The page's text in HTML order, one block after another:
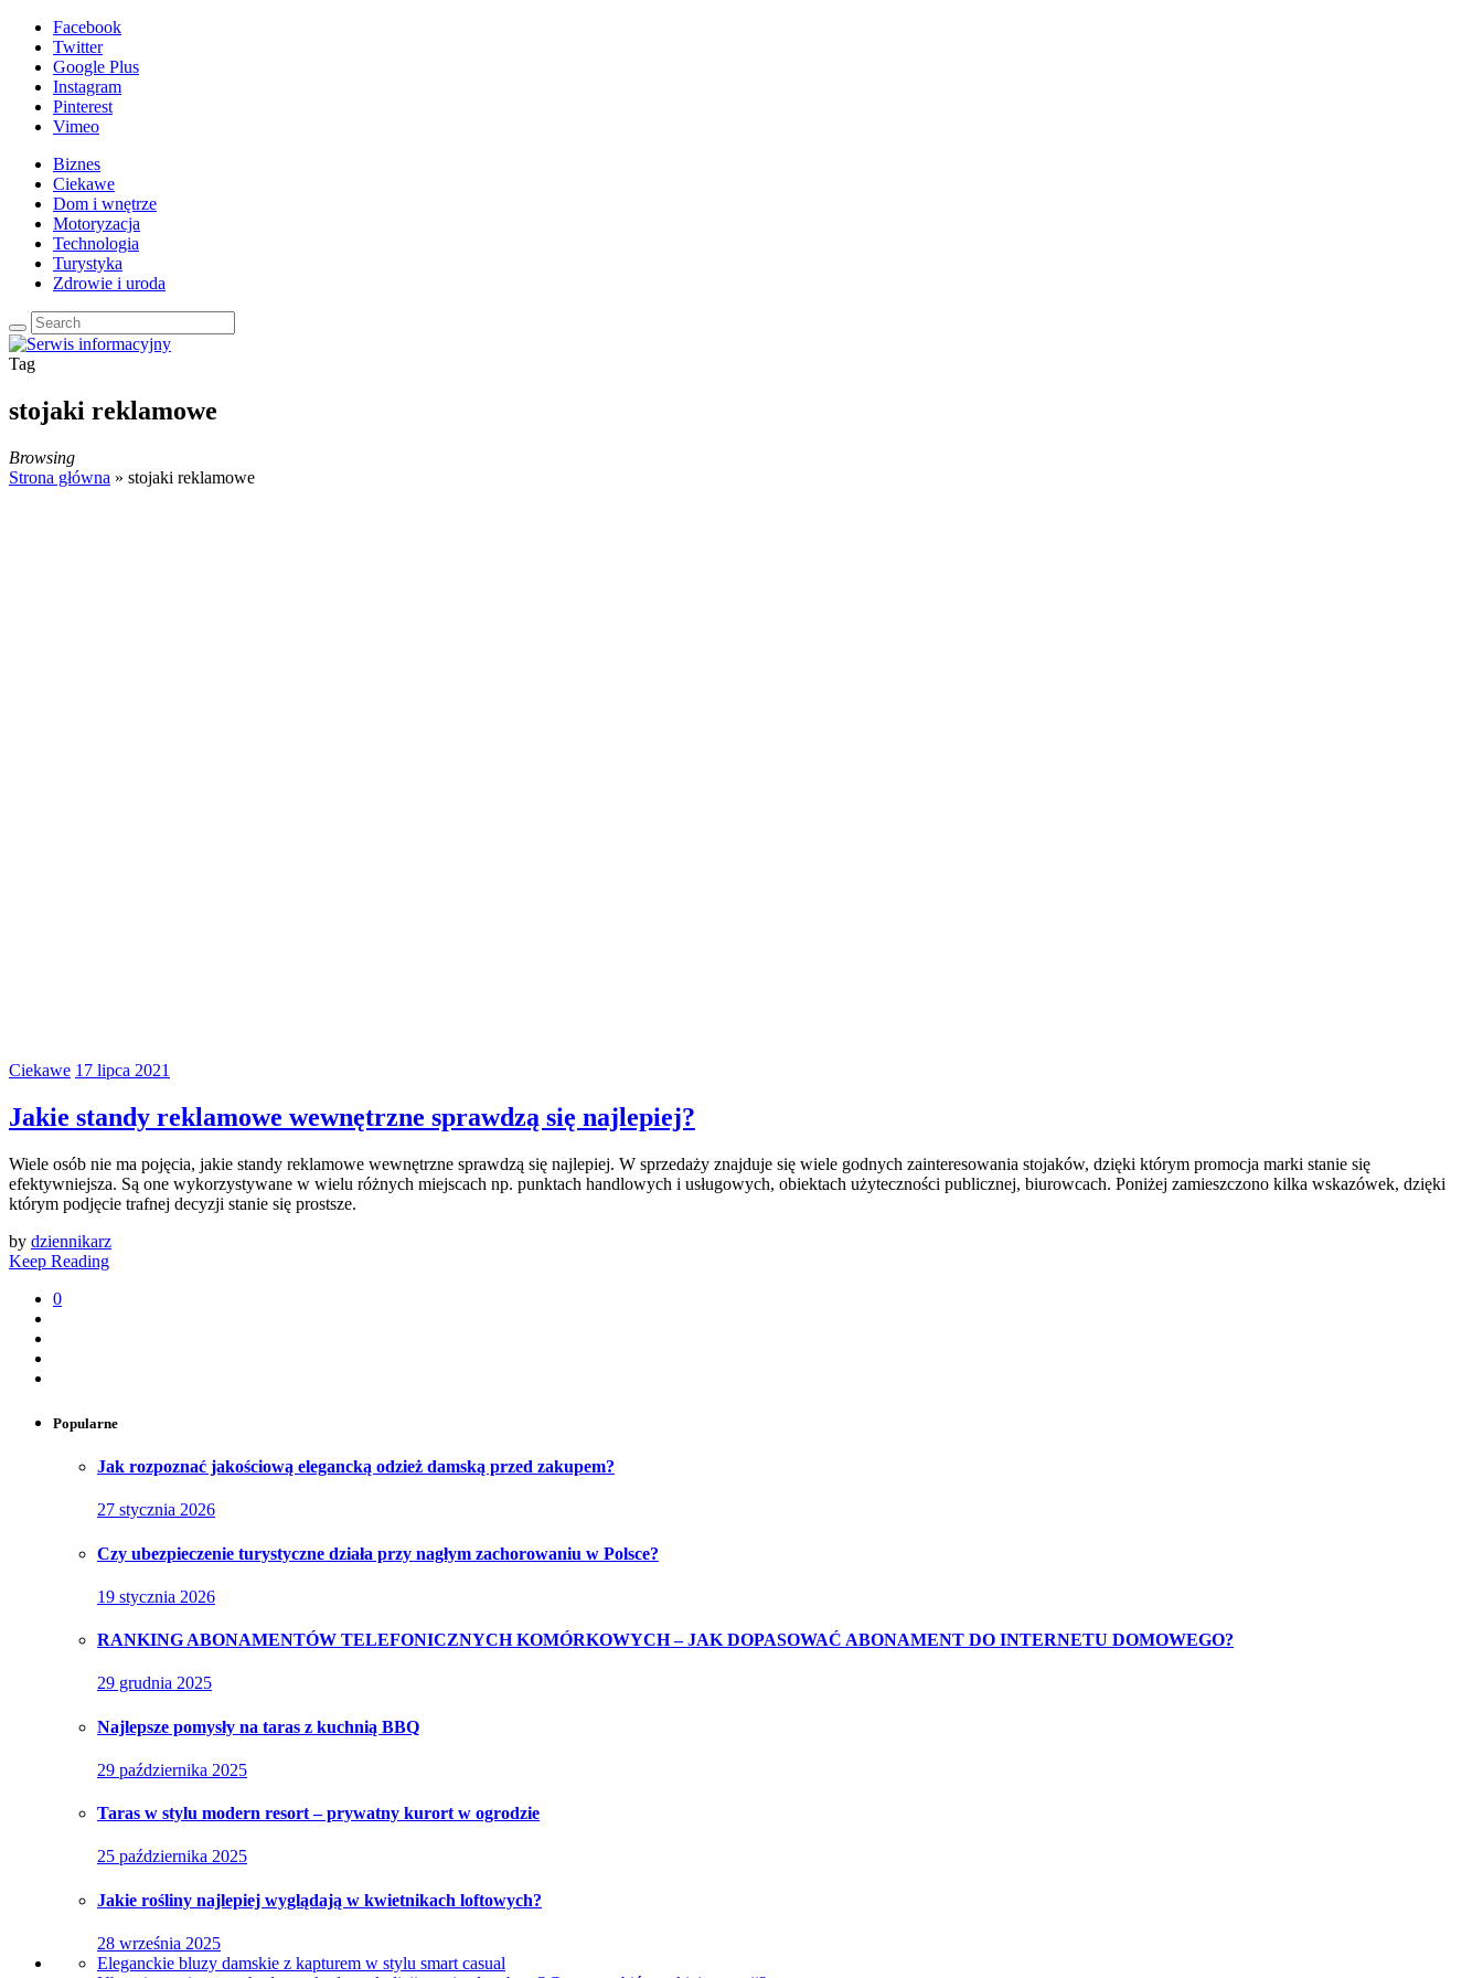
Facebook
Twitter
Google Plus
Instagram
Pinterest
Vimeo
Biznes
Ciekawe
Dom i wnętrze
Motoryzacja
Technologia
Turystyka
Zdrowie i uroda
Tag
stojaki reklamowe
Browsing
Strona główna » stojaki reklamowe
Ciekawe 17 lipca 2021
Jakie standy reklamowe wewnętrzne sprawdzą się najlepiej?
Wiele osób nie ma pojęcia, jakie standy reklamowe wewnętrzne sprawdzą się najlepiej. W sprzedaży znajduje się wiele godnych zainteresowania stojaków, dzięki którym promocja marki stanie się
efektywniejsza. Są one wykorzystywane w wielu różnych miejscach np. punktach handlowych i usługowych, obiektach użyteczności publicznej, biurowcach. Poniżej zamieszczono kilka wskazówek, dzięki
którym podjęcie trafnej decyzji stanie się prostsze.
by dziennikarz
Keep Reading
0
Popularne
Jak rozpoznać jakościową elegancką odzież damską przed zakupem?
27 stycznia 2026
Czy ubezpieczenie turystyczne działa przy nagłym zachorowaniu w Polsce?
19 stycznia 2026
RANKING ABONAMENTÓW TELEFONICZNYCH KOMÓRKOWYCH – JAK DOPASOWAĆ ABONAMENT DO INTERNETU DOMOWEGO?
29 grudnia 2025
Najlepsze pomysły na taras z kuchnią BBQ
29 października 2025
Taras w stylu modern resort – prywatny kurort w ogrodzie
25 października 2025
Jakie rośliny najlepiej wyglądają w kwietnikach loftowych?
28 września 2025
Eleganckie bluzy damskie z kapturem w stylu smart casual